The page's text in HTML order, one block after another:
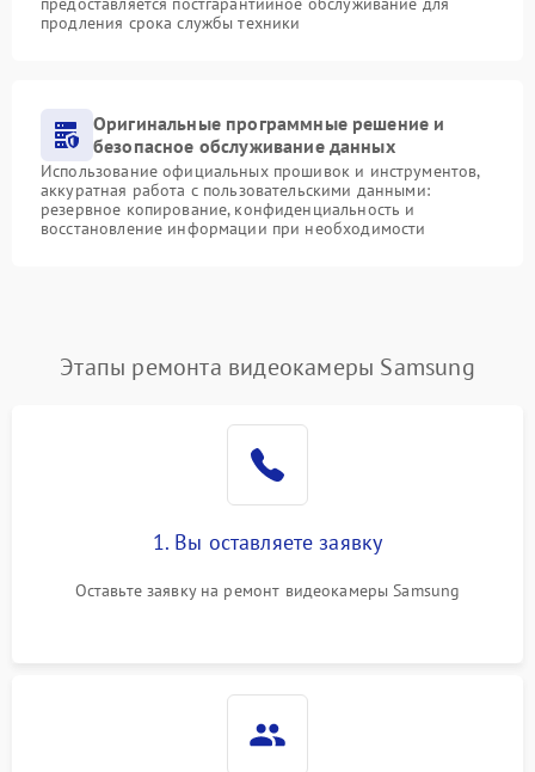
продления срока службы техники
Оригинальные программные решение и
безопасное обслуживание данных
Использование официальных прошивок и инструментов,
аккуратная работа с пользовательскими данными:
резервное копирование, конфиденциальность и
восстановление информации при необходимости
Этапы ремонта видеокамеры Samsung
1. Вы оставляете заявку
Оставьте заявку на ремонт видеокамеры Samsung